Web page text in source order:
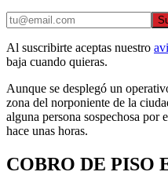
Al suscribirte aceptas nuestro
baja cuando quieras.
Aunque se desplegó un
zona del norponiente de la
alguna persona sospechosa
hace unas horas.
COBRO DE PISO